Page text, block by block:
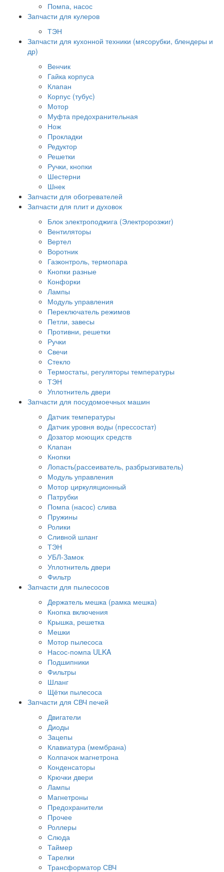
Помпа, насос
Запчасти для кулеров
ТЭН
Запчасти для кухонной техники (мясорубки, блендеры и
др)
Венчик
Гайка корпуса
Клапан
Корпус (тубус)
Мотор
Муфта предохранительная
Нож
Прокладки
Редуктор
Решетки
Ручки, кнопки
Шестерни
Шнек
Запчасти для обогревателей
Запчасти для плит и духовок
Блок электроподжига (Электророзжиг)
Вентиляторы
Вертел
Воротник
Газконтроль, термопара
Кнопки разные
Конфорки
Лампы
Модуль управления
Переключатель режимов
Петли, завесы
Противни, решетки
Ручки
Свечи
Стекло
Термостаты, регуляторы температуры
ТЭН
Уплотнитель двери
Запчасти для посудомоечных машин
Датчик температуры
Датчик уровня воды (прессостат)
Дозатор моющих средств
Клапан
Кнопки
Лопасть(рассеиватель, разбрызгиватель)
Модуль управления
Мотор циркуляционный
Патрубки
Помпа (насос) слива
Пружины
Ролики
Сливной шланг
ТЭН
УБЛ-Замок
Уплотнитель двери
Фильтр
Запчасти для пылесосов
Держатель мешка (рамка мешка)
Кнопка включения
Крышка, решетка
Мешки
Мотор пылесоса
Насос-помпа ULKA
Подшипники
Фильтры
Шланг
Щётки пылесоса
Запчасти для СВЧ печей
Двигатели
Диоды
Зацепы
Клавиатура (мембрана)
Колпачок магнетрона
Конденсаторы
Крючки двери
Лампы
Магнетроны
Предохранители
Прочее
Роллеры
Слюда
Таймер
Тарелки
Трансформатор СВЧ